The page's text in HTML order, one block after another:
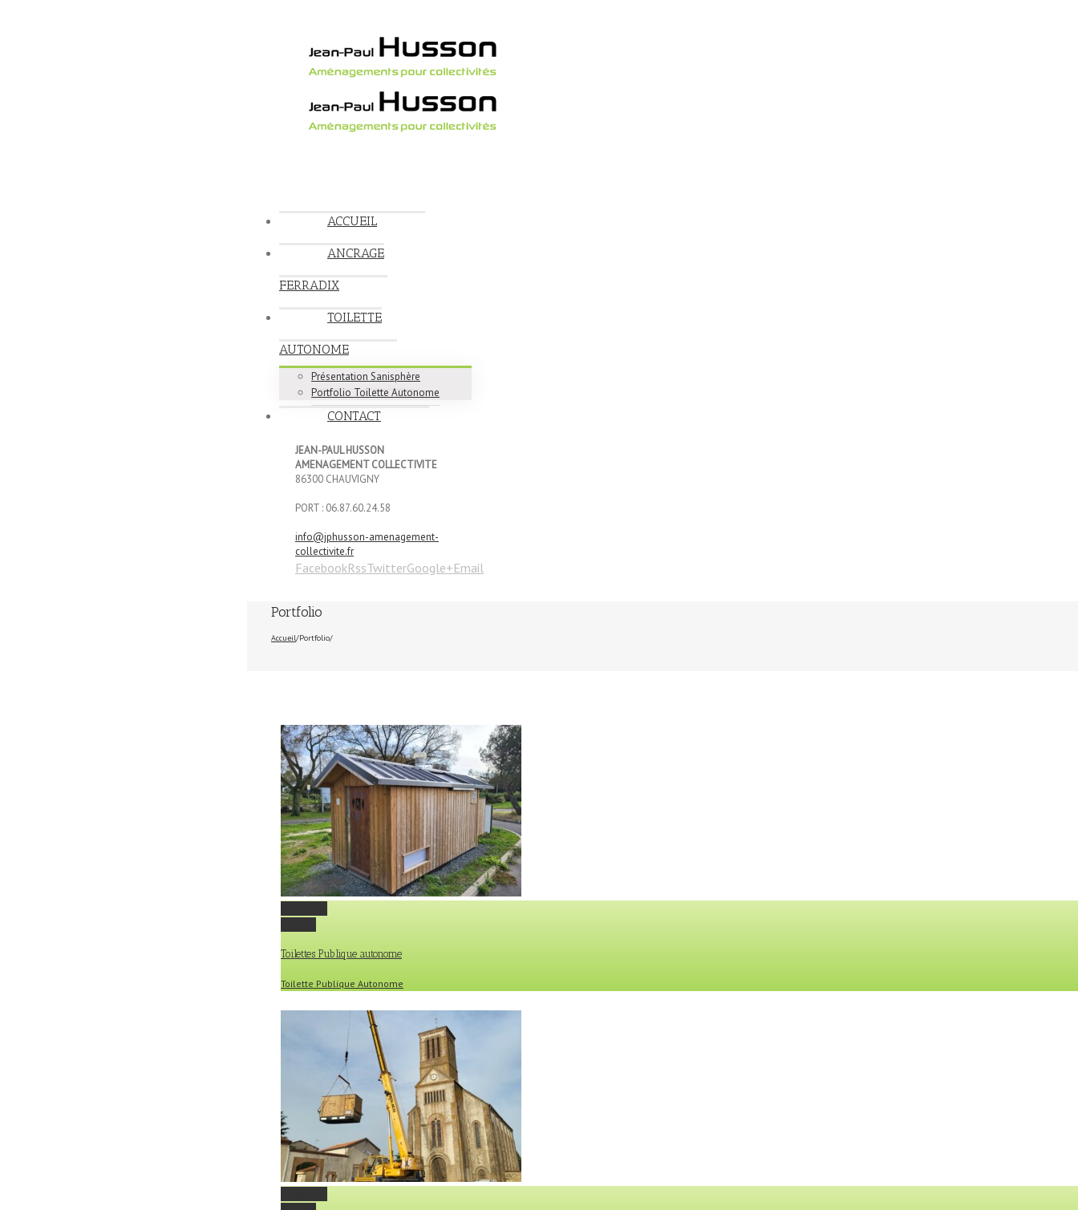
ACCUEIL
ANCRAGE
FERRADIX
TOILETTE
AUTONOME
Présentation Sanisphère
Portfolio Toilette Autonome
CONTACT
JEAN-PAUL HUSSON
AMENAGEMENT COLLECTIVITE
86300 CHAUVIGNY
PORT : 06.87.60.24.58
info@jphusson-amenagement-
collectivite.fr
FacebookRssTwitterGoogle+Email
Portfolio
Accueil/Portfolio/
Toilettes Publique autonome
Toilette Publique Autonome